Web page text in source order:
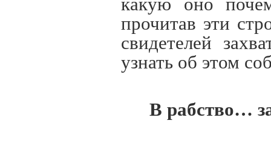
какую оно
прочитав эти
свидетелей
узнать об этом
В рабство…